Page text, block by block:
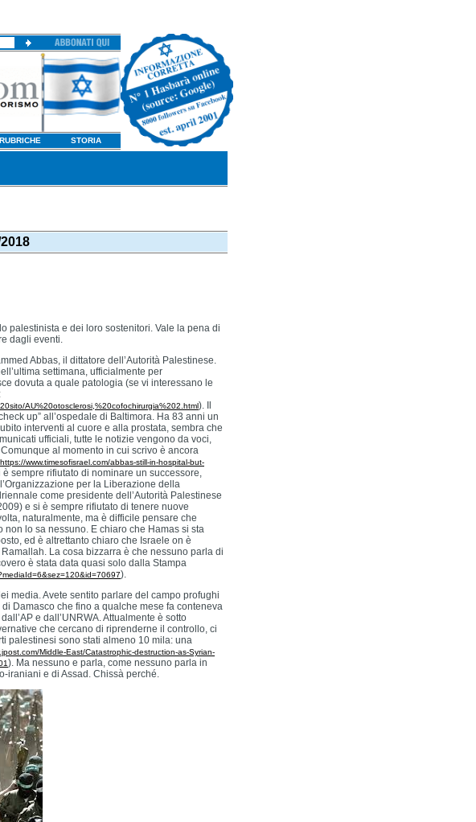
RUBRICHE STORIA
palestinista e dei loro sostenitori. Vale la pena di
dagli eventi.
Abbas, il dittatore dell’Autorità Palestinese.
settimana, ufficialmente per
dovuta a quale patologia (se vi interessano le
AU%20otosclerosi,%20cofochirurgia%202.html). Il
up” all’ospedale di Baltimora. Ha 83 anni un
interventi al cuore e alla prostata, sembra che
ufficiali, tutte le notizie vengono da voci,
al momento in cui scrivo è ancora
https://www.timesofisrael.com/abbas-still-in-hospital-but-
è sempre rifiutato di nominare un successore,
per la Liberazione della
come presidente dell’Autorità Palestinese
e si è sempre rifiutato di tenere nuove
naturalmente, ma è difficile pensare che
lo sa nessuno. E chiaro che Hamas si sta
ed è altrettanto chiaro che Israele on è
La cosa bizzarra è che nessuno parla di
è stata data quasi solo dalla Stampa
).
media. Avete sentito parlare del campo profughi
Damasco che fino a qualche mese fa conteneva
e dall’UNRWA. Attualmente è sotto
che cercano di riprenderne il controllo, ci
palestinesi sono stati almeno 10 mila: una
Middle-East/Catastrophic-destruction-as-Syrian-
). Ma nessuno e parla, come nessuno parla in
iraniani e di Assad. Chissà perché.